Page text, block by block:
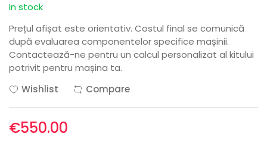
In stock
Prețul afișat este orientativ. Costul final se comunică
după evaluarea componentelor specifice mașinii.
Contactează-ne pentru un calcul personalizat al kitului
potrivit pentru mașina ta.
Wishlist
Compare
€550.00